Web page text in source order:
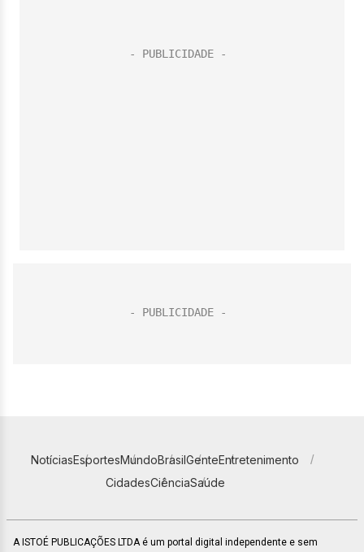
NotíciasEsportesMundoBrasilGenteEntretenimento
CidadesCiênciaSaúde
A ISTOÉ PUBLICAÇÕES LTDA é um portal digital independente e sem